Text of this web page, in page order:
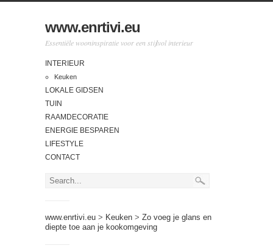
www.enrtivi.eu
Essentiële wooninspiratie voor een stijlvol interieur
INTERIEUR
Keuken
LOKALE GIDSEN
TUIN
RAAMDECORATIE
ENERGIE BESPAREN
LIFESTYLE
CONTACT
www.enrtivi.eu > Keuken > Zo voeg je glans en
diepte toe aan je kookomgeving